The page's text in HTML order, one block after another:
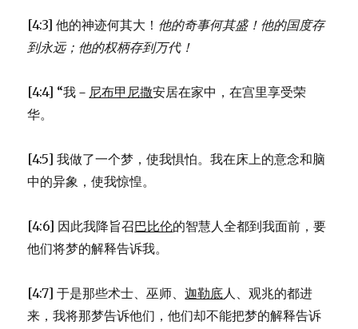
[4:3] 他的神迹何其大！ 他的奇事何其盛！ 他的国度存
到永远； 他的权柄存到万代！
[4:4] “我－ 尼布甲尼撒安居在家中，在宫里享受荣
华。
[4:5] 我做了一个梦，使我惧怕。我在床上的意念和脑
中的异象，使我惊惶。
[4:6] 因此我降旨召巴比伦的智慧人全都到我面前，要
他们将梦的解释告诉我。
[4:7] 于是那些术士、巫师、迦勒底人、观兆的都进
来，我将那梦告诉他们，他们却不能把梦的解释告诉